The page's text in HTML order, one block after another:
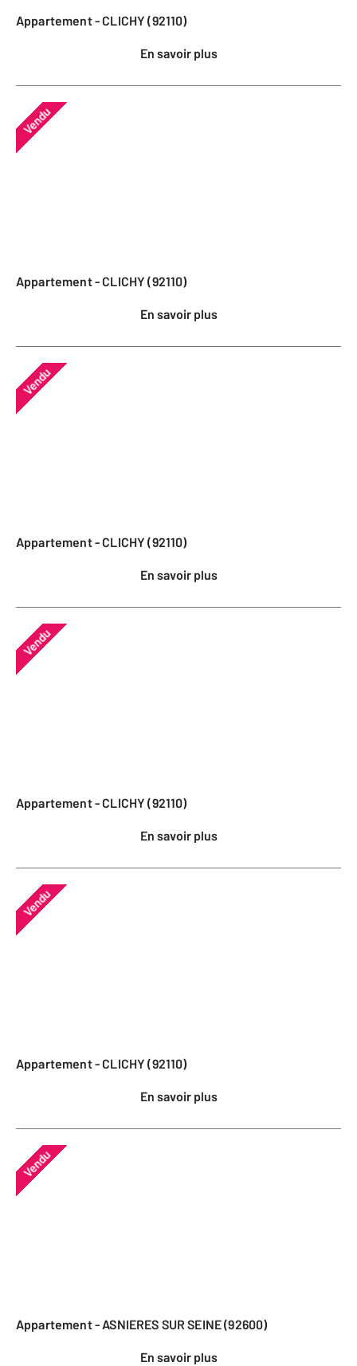
Appartement - CLICHY (92110)
En savoir plus
Vendu
Appartement - CLICHY (92110)
En savoir plus
Vendu
Appartement - CLICHY (92110)
En savoir plus
Vendu
Appartement - CLICHY (92110)
En savoir plus
Vendu
Appartement - CLICHY (92110)
En savoir plus
Vendu
Appartement - ASNIERES SUR SEINE (92600)
En savoir plus